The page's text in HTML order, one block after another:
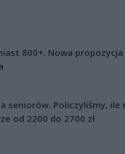
800+. Nowa propozycja
seniorów. Policzyliśmy, ile
od 2200 do 2700 zł